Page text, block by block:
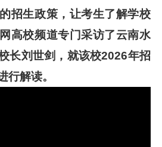
招生政策，让考生了解学校
高校频道专门采访了云南水
长刘世剑，就该校2026年招
行解读。